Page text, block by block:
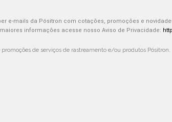
e-mails da Pósitron com cotações, promoções e
informações acesse nosso Aviso de Privacidade:
de serviços de rastreamento e/ou produtos Pósitron.